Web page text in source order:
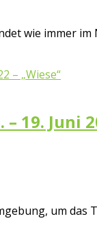
wie immer
19. Juni
um das